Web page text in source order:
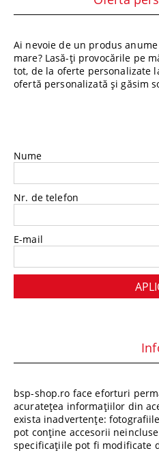
Ai nevoie de un produs
mare? Lasă-ți provocările pe
tot, de la oferte personalizate
ofertă personalizată și găsim
Nume
Nr. de telefon
E-mail
bsp-shop.ro face eforturi
acuratețea informațiilor din
exista inadvertențe:
pot conține accesorii
specificațiile pot fi modificate